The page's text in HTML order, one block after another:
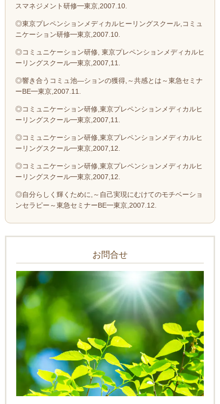
スマネジメント研修━東京,2007.10.
◎東京プレペンションメディカルヒーリングスクール,コミュ
ニケーション研修━東京,2007.10.
◎コミュニケーション研修, 東京プレペンションメディカルヒ
ーリングスクール━東京,2007,11.
◎響き合うコミュ池―ションの獲得,～共感とは～東急セミナ
ーBE━東京,2007.11.
◎コミュニケーション研修,東京プレペンションメディカルヒ
ーリングスクール━東京,2007,11.
◎コミュニケーション研修,東京プレペンションメディカルヒ
ーリングスクール━東京,2007,12.
◎コミュニケーション研修,東京プレペンションメディカルヒ
ーリングスクール━東京,2007,12.
◎自分らしく輝くために,～自己実現にむけてのモチベーショ
ンセラピー～東急セミナーBE━東京,2007.12.
お問合せ